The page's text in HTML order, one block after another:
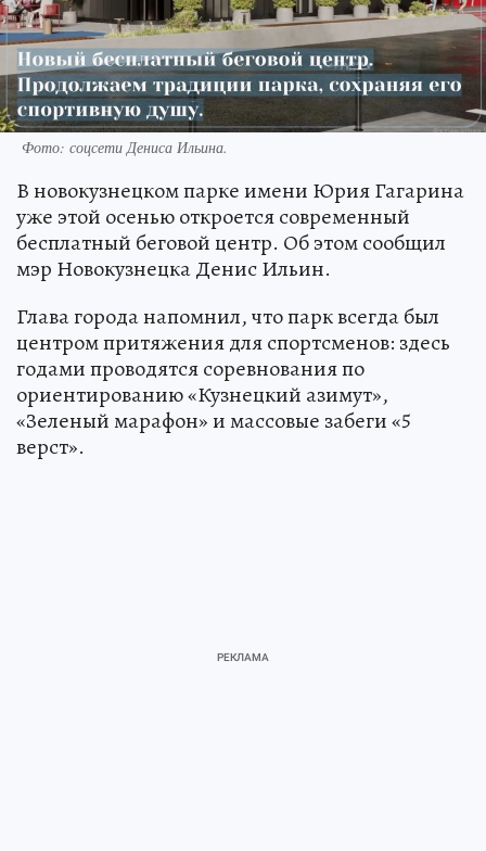
Фото: соцсети Дениса Ильина.
В новокузнецком парке имени Юрия Гагарина
уже этой осенью откроется современный
бесплатный беговой центр. Об этом сообщил
мэр Новокузнецка Денис Ильин.
Глава города напомнил, что парк всегда был
центром притяжения для спортсменов: здесь
годами проводятся соревнования по
ориентированию «Кузнецкий азимут»,
«Зеленый марафон» и массовые забеги «5
верст».